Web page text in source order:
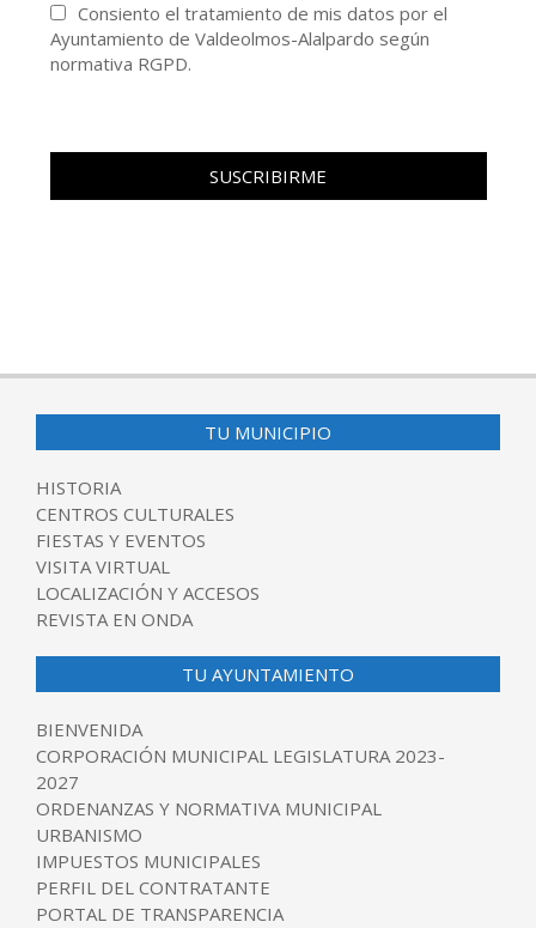
Consiento el tratamiento de mis datos por el
Ayuntamiento de Valdeolmos-Alalpardo según
normativa RGPD.
TU MUNICIPIO
HISTORIA
CENTROS CULTURALES
FIESTAS Y EVENTOS
VISITA VIRTUAL
LOCALIZACIÓN Y ACCESOS
REVISTA EN ONDA
TU AYUNTAMIENTO
BIENVENIDA
CORPORACIÓN MUNICIPAL LEGISLATURA 2023-
2027
ORDENANZAS Y NORMATIVA MUNICIPAL
URBANISMO
IMPUESTOS MUNICIPALES
PERFIL DEL CONTRATANTE
PORTAL DE TRANSPARENCIA